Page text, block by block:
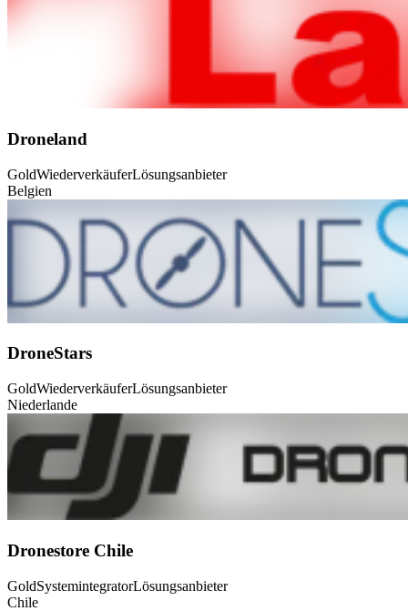
Droneland
GoldWiederverkäuferLösungsanbieter
Belgien
DroneStars
GoldWiederverkäuferLösungsanbieter
Niederlande
Dronestore Chile
GoldSystemintegratorLösungsanbieter
Chile